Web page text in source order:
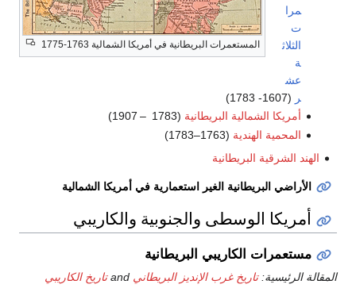
المستعمرات البريطانية في أمريكا الشمالية 1763-1775
مرا
ت
الثلاث
ة
عش
ر (1607- 1783)
أمريكا الشمالية البريطانية (1783 – 1907)
المحمية الهندية (1763–1783)
الهند الشرقية البريطانية
الأراضي البريطانية الغير استعمارية في أمريكا الشمالية
أمريكا الوسطى والجنوبية والكاريبي
مستعمرات الكاريبي البريطانية
المقالة الرئيسية:تاريخ غرب الإنديز البريطاني
تاريخ الكاريبي